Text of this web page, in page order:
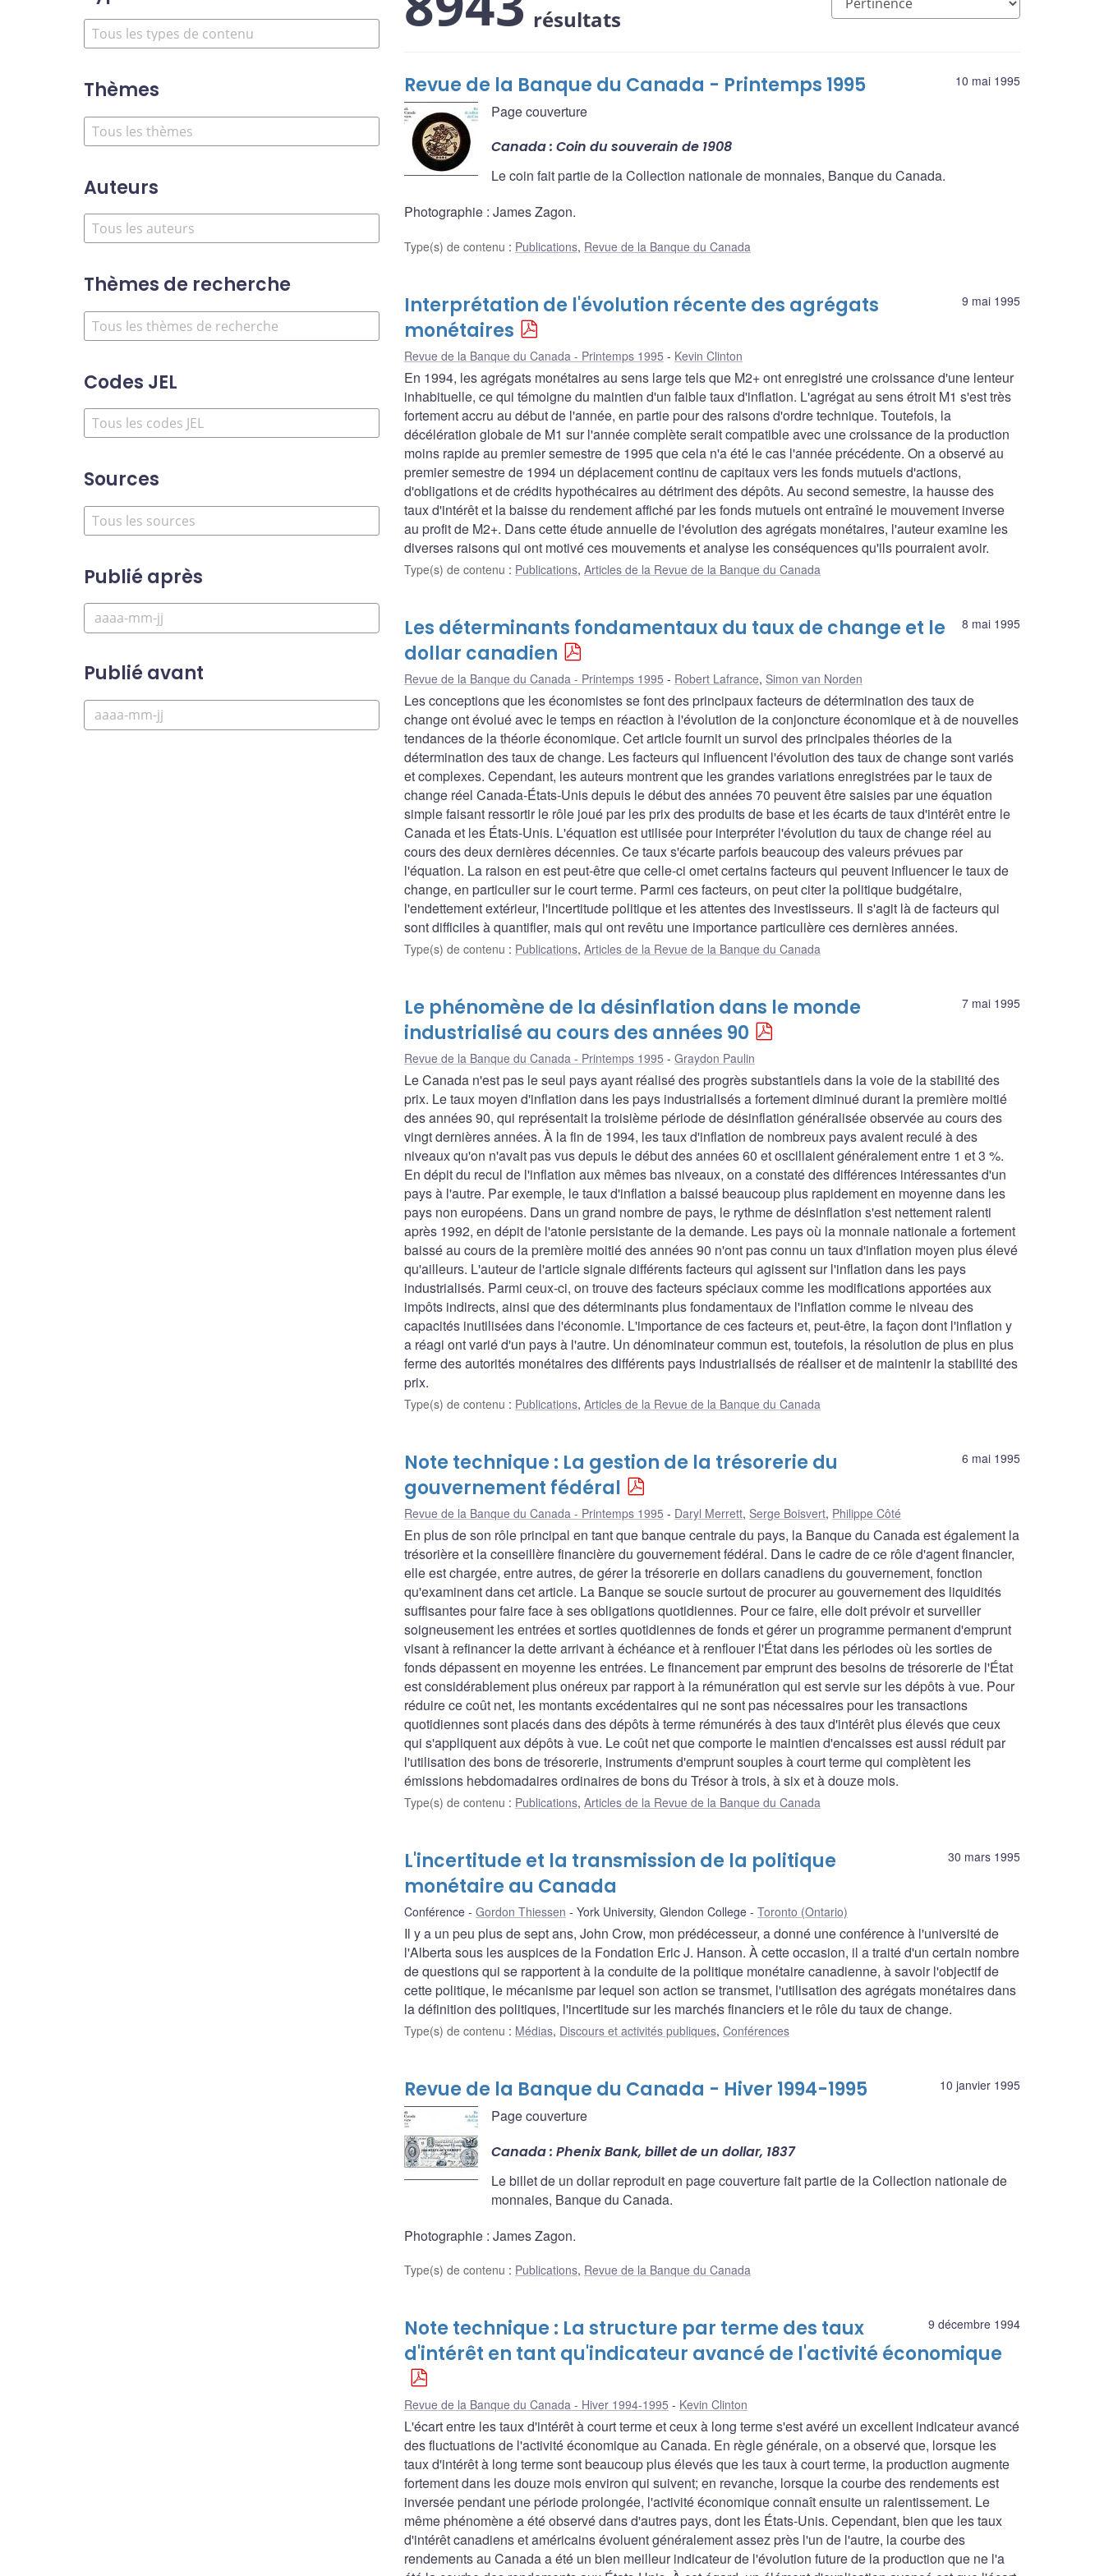
Thèmes
Auteurs
Thèmes de recherche
Codes JEL
Sources
Publié après
Publié avant
résultats
10 mai 1995
Revue de la Banque du Canada - Printemps 1995
Page couverture
Canada : Coin du souverain de 1908
Le coin fait partie de la Collection nationale de monnaies, Banque du Canada.
Photographie : James Zagon.
Type(s) de contenu : Publications, Revue de la Banque du Canada
9 mai 1995
Interprétation de l'évolution récente des agrégats
monétaires
Revue de la Banque du Canada - Printemps 1995 Kevin Clinton
En 1994, les agrégats monétaires au sens large tels que M2+ ont enregistré une croissance d'une lenteur
inhabituelle, ce qui témoigne du maintien d'un faible taux d'inflation. L'agrégat au sens étroit M1 s'est très
fortement accru au début de l'année, en partie pour des raisons d'ordre technique. Toutefois, la
décélération globale de M1 sur l'année complète serait compatible avec une croissance de la production
moins rapide au premier semestre de 1995 que cela n'a été le cas l'année précédente. On a observé au
premier semestre de 1994 un déplacement continu de capitaux vers les fonds mutuels d'actions,
d'obligations et de crédits hypothécaires au détriment des dépôts. Au second semestre, la hausse des
taux d'intérêt et la baisse du rendement affiché par les fonds mutuels ont entraîné le mouvement inverse
au profit de M2+. Dans cette étude annuelle de l'évolution des agrégats monétaires, l'auteur examine les
diverses raisons qui ont motivé ces mouvements et analyse les conséquences qu'ils pourraient avoir.
Type(s) de contenu : Publications, Articles de la Revue de la Banque du Canada
8 mai 1995
Les déterminants fondamentaux du taux de change et le
dollar canadien
Revue de la Banque du Canada - Printemps 1995 Robert Lafrance, Simon van Norden
Les conceptions que les économistes se font des principaux facteurs de détermination des taux de
change ont évolué avec le temps en réaction à l'évolution de la conjoncture économique et à de nouvelles
tendances de la théorie économique. Cet article fournit un survol des principales théories de la
détermination des taux de change. Les facteurs qui influencent l'évolution des taux de change sont variés
et complexes. Cependant, les auteurs montrent que les grandes variations enregistrées par le taux de
change réel Canada-États-Unis depuis le début des années 70 peuvent être saisies par une équation
simple faisant ressortir le rôle joué par les prix des produits de base et les écarts de taux d'intérêt entre le
Canada et les États-Unis. L'équation est utilisée pour interpréter l'évolution du taux de change réel au
cours des deux dernières décennies. Ce taux s'écarte parfois beaucoup des valeurs prévues par
l'équation. La raison en est peut-être que celle-ci omet certains facteurs qui peuvent influencer le taux de
change, en particulier sur le court terme. Parmi ces facteurs, on peut citer la politique budgétaire,
l'endettement extérieur, l'incertitude politique et les attentes des investisseurs. Il s'agit là de facteurs qui
sont difficiles à quantifier, mais qui ont revêtu une importance particulière ces dernières années.
Type(s) de contenu : Publications, Articles de la Revue de la Banque du Canada
7 mai 1995
Le phénomène de la désinflation dans le monde
industrialisé au cours des années 90
Revue de la Banque du Canada - Printemps 1995 Graydon Paulin
Le Canada n'est pas le seul pays ayant réalisé des progrès substantiels dans la voie de la stabilité des
prix. Le taux moyen d'inflation dans les pays industrialisés a fortement diminué durant la première moitié
des années 90, qui représentait la troisième période de désinflation généralisée observée au cours des
vingt dernières années. À la fin de 1994, les taux d'inflation de nombreux pays avaient reculé à des
niveaux qu'on n'avait pas vus depuis le début des années 60 et oscillaient généralement entre 1 et 3 %.
En dépit du recul de l'inflation aux mêmes bas niveaux, on a constaté des différences intéressantes d'un
pays à l'autre. Par exemple, le taux d'inflation a baissé beaucoup plus rapidement en moyenne dans les
pays non européens. Dans un grand nombre de pays, le rythme de désinflation s'est nettement ralenti
après 1992, en dépit de l'atonie persistante de la demande. Les pays où la monnaie nationale a fortement
baissé au cours de la première moitié des années 90 n'ont pas connu un taux d'inflation moyen plus élevé
qu'ailleurs. L'auteur de l'article signale différents facteurs qui agissent sur l'inflation dans les pays
industrialisés. Parmi ceux-ci, on trouve des facteurs spéciaux comme les modifications apportées aux
impôts indirects, ainsi que des déterminants plus fondamentaux de l'inflation comme le niveau des
capacités inutilisées dans l'économie. L'importance de ces facteurs et, peut-être, la façon dont l'inflation y
a réagi ont varié d'un pays à l'autre. Un dénominateur commun est, toutefois, la résolution de plus en plus
ferme des autorités monétaires des différents pays industrialisés de réaliser et de maintenir la stabilité des
prix.
Type(s) de contenu : Publications, Articles de la Revue de la Banque du Canada
6 mai 1995
Note technique : La gestion de la trésorerie du
gouvernement fédéral
Revue de la Banque du Canada - Printemps 1995 Daryl Merrett, Serge Boisvert, Philippe Côté
En plus de son rôle principal en tant que banque centrale du pays, la Banque du Canada est également la
trésorière et la conseillère financière du gouvernement fédéral. Dans le cadre de ce rôle d'agent financier,
elle est chargée, entre autres, de gérer la trésorerie en dollars canadiens du gouvernement, fonction
qu'examinent dans cet article. La Banque se soucie surtout de procurer au gouvernement des liquidités
suffisantes pour faire face à ses obligations quotidiennes. Pour ce faire, elle doit prévoir et surveiller
soigneusement les entrées et sorties quotidiennes de fonds et gérer un programme permanent d'emprunt
visant à refinancer la dette arrivant à échéance et à renflouer l'État dans les périodes où les sorties de
fonds dépassent en moyenne les entrées. Le financement par emprunt des besoins de trésorerie de l'État
est considérablement plus onéreux par rapport à la rémunération qui est servie sur les dépôts à vue. Pour
réduire ce coût net, les montants excédentaires qui ne sont pas nécessaires pour les transactions
quotidiennes sont placés dans des dépôts à terme rémunérés à des taux d'intérêt plus élevés que ceux
qui s'appliquent aux dépôts à vue. Le coût net que comporte le maintien d'encaisses est aussi réduit par
l'utilisation des bons de trésorerie, instruments d'emprunt souples à court terme qui complètent les
émissions hebdomadaires ordinaires de bons du Trésor à trois, à six et à douze mois.
Type(s) de contenu : Publications, Articles de la Revue de la Banque du Canada
30 mars 1995
L'incertitude et la transmission de la politique
monétaire au Canada
Conférence Gordon Thiessen York University, Glendon College Toronto (Ontario)
Il y a un peu plus de sept ans, John Crow, mon prédécesseur, a donné une conférence à l'université de
l'Alberta sous les auspices de la Fondation Eric J. Hanson. À cette occasion, il a traité d'un certain nombre
de questions qui se rapportent à la conduite de la politique monétaire canadienne, à savoir l'objectif de
cette politique, le mécanisme par lequel son action se transmet, l'utilisation des agrégats monétaires dans
la définition des politiques, l'incertitude sur les marchés financiers et le rôle du taux de change.
Type(s) de contenu : Médias, Discours et activités publiques, Conférences
10 janvier 1995
Revue de la Banque du Canada - Hiver 1994-1995
Page couverture
Canada : Phenix Bank, billet de un dollar, 1837
Le billet de un dollar reproduit en page couverture fait partie de la Collection nationale de
monnaies, Banque du Canada.
Photographie : James Zagon.
Type(s) de contenu : Publications, Revue de la Banque du Canada
9 décembre 1994
Note technique : La structure par terme des taux
d'intérêt en tant qu'indicateur avancé de l'activité économique
Revue de la Banque du Canada - Hiver 1994-1995 Kevin Clinton
L'écart entre les taux d'intérêt à court terme et ceux à long terme s'est avéré un excellent indicateur avancé
des fluctuations de l'activité économique au Canada. En règle générale, on a observé que, lorsque les
taux d'intérêt à long terme sont beaucoup plus élevés que les taux à court terme, la production augmente
fortement dans les douze mois environ qui suivent; en revanche, lorsque la courbe des rendements est
inversée pendant une période prolongée, l'activité économique connaît ensuite un ralentissement. Le
même phénomène a été observé dans d'autres pays, dont les États-Unis. Cependant, bien que les taux
d'intérêt canadiens et américains évoluent généralement assez près l'un de l'autre, la courbe des
rendements au Canada a été un bien meilleur indicateur de l'évolution future de la production que ne l'a